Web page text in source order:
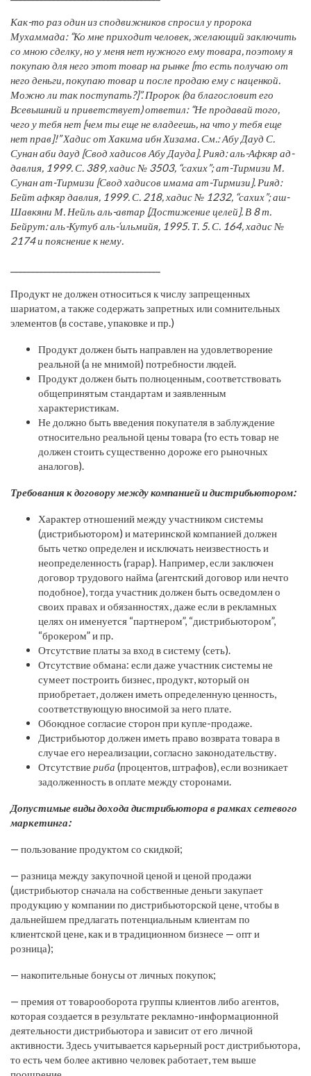
Как-то раз один из сподвижников спросил у пророка
Мухаммада: “Ко мне приходит человек, желающий заключить
со мною сделку, но у меня нет нужного ему товара, поэтому я
покупаю для него этот товар на рынке [то есть получаю от
него деньги, покупаю товар и после продаю ему с наценкой.
Можно ли так поступать?]”. Пророк (да благословит его
Всевышний и приветствует) ответил: “Не продавай того,
чего у тебя нет [чем ты еще не владеешь, на что у тебя еще
нет прав]!” Хадис от Хакима ибн Хизама. См.: Абу Дауд С.
Сунан аби дауд [Свод хадисов Абу Дауда]. Рияд: аль-Афкяр ад-
давлия, 1999. С. 389, хадис № 3503, “сахих”; ат-Тирмизи М.
Сунан ат-Тирмизи [Свод хадисов имама ат-Тирмизи]. Рияд:
Бейт афкяр давлия, 1999. С. 218, хадис № 1232, “сахих”; аш-
Шавкяни М. Нейль аль-автар [Достижение целей]. В 8 т.
Бейрут: аль-Кутуб аль-‘ильмийя, 1995. Т. 5. С. 164, хадис №
2174 и пояснение к нему.
Продукт не должен относиться к числу запрещенных
шариатом, а также содержать запретных или сомнительных
элементов (в составе, упаковке и пр.)
Продукт должен быть направлен на удовлетворение
реальной (а не мнимой) потребности людей.
Продукт должен быть полноценным, соответствовать
общепринятым стандартам и заявленным
характеристикам.
Не должно быть введения покупателя в заблуждение
относительно реальной цены товара (то есть товар не
должен стоить существенно дороже его рыночных
аналогов).
Требования к договору между компанией и дистрибьютором:
Характер отношений между участником системы
(дистрибьютором) и материнской компанией должен
быть четко определен и исключать неизвестность и
неопределенность (гарар). Например, если заключен
договор трудового найма (агентский договор или нечто
подобное), тогда участник должен быть осведомлен о
своих правах и обязанностях, даже если в рекламных
целях он именуется “партнером”, “дистрибьютором”,
“брокером” и пр.
Отсутствие платы за вход в систему (сеть).
Отсутствие обмана: если даже участник системы не
сумеет построить бизнес, продукт, который он
приобретает, должен иметь определенную ценность,
соответствующую вносимой за него плате.
Обоюдное согласие сторон при купле-продаже.
Дистрибьютор должен иметь право возврата товара в
случае его нереализации, согласно законодательству.
Отсутствие риба (процентов, штрафов), если возникает
задолженность в оплате между сторонами.
Допустимые виды дохода дистрибьютора в рамках сетевого
маркетинга:
— пользование продуктом со скидкой;
— разница между закупочной ценой и ценой продажи
(дистрибьютор сначала на собственные деньги закупает
продукцию у компании по дистрибьюторской цене, чтобы в
дальнейшем предлагать потенциальным клиентам по
клиентской цене, как и в традиционном бизнесе — опт и
розница);
— накопительные бонусы от личных покупок;
— премия от товарооборота группы клиентов либо агентов,
которая создается в результате рекламно-информационной
деятельности дистрибьютора и зависит от его личной
активности. Здесь учитывается карьерный рост дистрибьютора,
то есть чем более активно человек работает, тем выше